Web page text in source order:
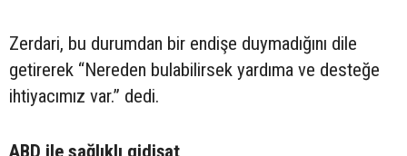
Zerdari, bu durumdan bir endişe duymadığını dile
getirerek “Nereden bulabilirsek yardıma ve desteğe
ihtiyacımız var.” dedi.
ABD ile sağlıklı gidişat